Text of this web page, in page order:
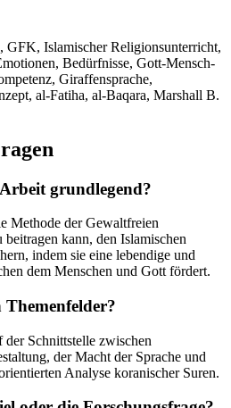
Islamischer Religionsunterricht,
Bedürfnisse, Gott-Mensch-
Giraffensprache,
al-Fatiha, al-Baqara, Marshall B.
grundlegend?
Methode der Gewaltfreien
kann, den Islamischen
indem sie eine lebendige und
dem Menschen und Gott fördert.
Themenfelder?
Schnittstelle zwischen
der Macht der Sprache und
Analyse koranischer Suren.